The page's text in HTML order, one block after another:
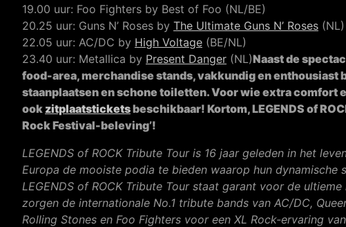
19.00 uur: Foo Fighters by Best of Foo (NL/BE)
20.25 uur: Guns N’ Roses by The Ultimate Guns N’ Roses (NL)
22.05 uur: AC/DC by High Voltage (BE/NL)
23.40 uur: Metallica by Present Danger (NL)Naast de
food-area, merchandise stands, vakkundig en
staanplaatsen en schone toiletten. Voor wie extra comfort
ook zitplaatsticketsbeschikbaar! Kortom, LEGENDS of
Rock Festival-beleving’!
LEGENDS of ROCK Tribute Tour is 16 jaar geleden in het
Europa de mooiste podia te bieden waarop hun
LEGENDS of ROCK Tribute Tour staat garant voor de
zorgen de internationale No.1 tribute bands van AC/DC,
Rolling Stones en Foo Fighters voor een XL Rock-ervaring